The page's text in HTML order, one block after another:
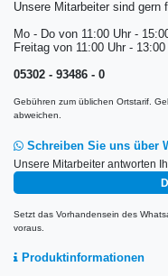
Unsere Mitarbeiter sind gern
Mo - Do von 11:00 Uhr -
Freitag von 11:00 Uhr - 13:00
05302 - 93486 - 0
Gebühren zum üblichen Ortstarif.
abweichen.
Schreiben Sie uns über
Unsere Mitarbeiter antworten
Setzt das Vorhandensein des
voraus.
Produktinformationen